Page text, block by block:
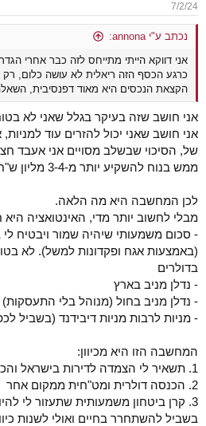
7/2/24
נכתב ע"י annona:
אני דווקא הייתי מתייחס לזה כבר אחרי
כרגע הכסף הזה ריאלית לא עושה כלום, רק
הקצאת הנכסים היא מאוד דפנסיבית,
אני חושב שזה בעיקר בגלל שאני לא
אני חושב שאני יכול להזרים עוד
של, הסיכוי שבשלב מסויים אני אעבד
ממש בנוח להשקיע יותר מ-3-4 מליון ש"ח.
לכן המחשבה היא מה הלאה.
מבלי לחשוב יותר מדי, האינטואציה
- סכום משמעותי שיהיה שמור ויבטיח
(באמצעות אגח ופקדונות למשל). לא
בדולרים
- נדלן מניב בארץ
- נדלן מניב בחול (מנוהל בלי התעסקות)
- מניות לרבות מניות דיבידנד (בשביל
המחשבה הזו היא מכיוון:
1. תשאיר לי הצמדה לדירות בישראל והכנסה בשקלים
2. הכנסה דולרית ומט"חית ממקום אחר
3. קרן ביטחון משמעותית שתעזור לי
בשביל להשתחרר בחיים ואולי לשנות